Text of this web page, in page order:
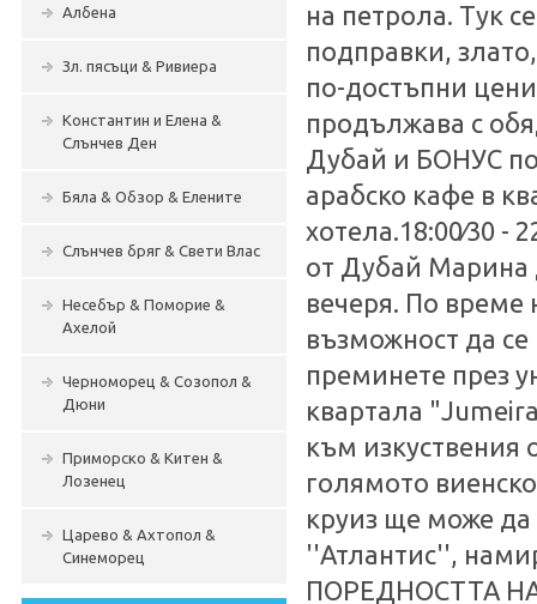
Албена
Зл. пясъци & Ривиера
Константин и Елена &
Слънчев Ден
Бяла & Обзор & Елените
Слънчев бряг & Свети Влас
Несебър & Поморие &
Ахелой
Черноморец & Созопол &
Дюни
Приморско & Китен &
Лозенец
Царево & Ахтопол &
Синеморец
на петрола. Tук
подправки,
по-достъпни
продължава с
Дубай и БОНУС
арабско кафе в
хотела.18:00∕30 -
от Дубай Марина
вечеря. По време
възможност да
преминете през
квартала
към изкуствения
голямото
круиз ще може
''Атлантис'',
ПОРЕДНОСТТА